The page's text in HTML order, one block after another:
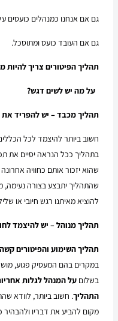
גם אם אנחנו כמנהלים כועסים
גם אם העובד כועס ומתוסכל.
תהליך הפיטורים צריך להיות
על מה יש לשים דגש?
תהליך מכבד – יש להפריד
חשוב ביותר להיצמד לכל
בתהליך ככל הנראה יסיים את
שהוא יזכור אותם כחוויה
שהתהליך יתבצע בצורה
להוציא מאיתנו רגש חיובי או
תהליך מנוהל – יש להיצמד
תהליך השימוע והפיטורים
במקרים בהם המעסיק פגוע,
בשלום על המנהל לגלות
התהליך. חשוב ביותר, לוודא
מקום להביע את דבריו ולהבהיר